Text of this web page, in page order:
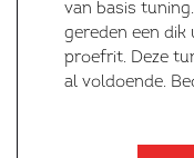
van basis
gereden een dik
proefrit. Deze
al voldoende.